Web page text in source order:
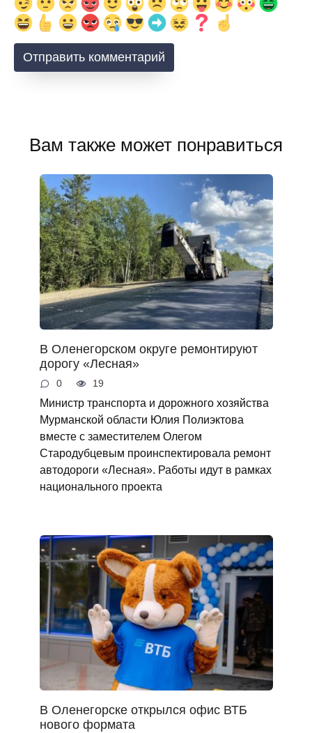
Вам также может понравиться
В Оленегорском округе ремонтируют
дорогу «Лесная»
0 19
Министр транспорта и дорожного хозяйства
Мурманской области Юлия Полиэктова
вместе с заместителем Олегом
Стародубцевым проинспектировала ремонт
автодороги «Лесная». Работы идут в рамках
национального проекта
В Оленегорске открылся офис ВТБ
нового формата